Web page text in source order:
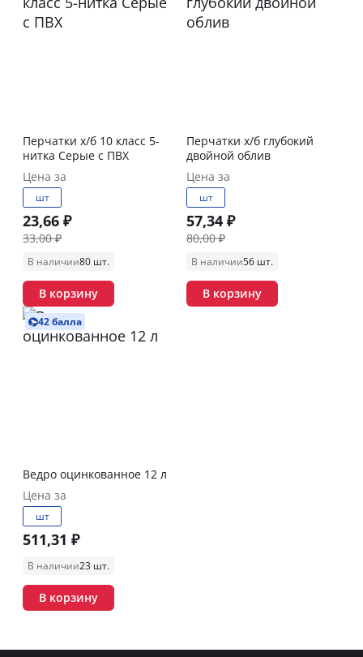
Перчатки х/б 10 класс 5-
нитка Серые с ПВХ
Цена за
шт
23,66 ₽
33,00 ₽
В наличии80 шт.
В корзину
Перчатки х/б глубокий
двойной облив
Цена за
шт
57,34 ₽
80,00 ₽
В наличии56 шт.
В корзину
42 балла
Ведро оцинкованное 12 л
Цена за
шт
511,31 ₽
В наличии23 шт.
В корзину